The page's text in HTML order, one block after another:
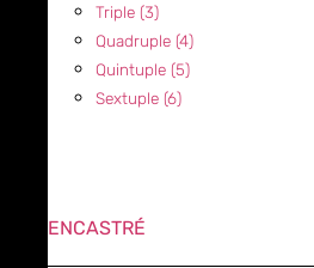
Triple (3)
Quadruple (4)
Quintuple (5)
Sextuple (6)
ENCASTRÉ